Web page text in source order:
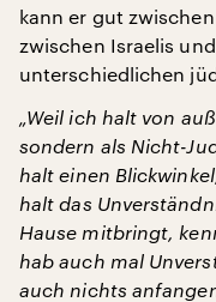
kann er gut
zwischen Israelis
unterschiedlichen
„Weil ich halt von
sondern als Nicht-
halt einen
halt das
Hause mitbringt,
hab auch mal
auch nichts